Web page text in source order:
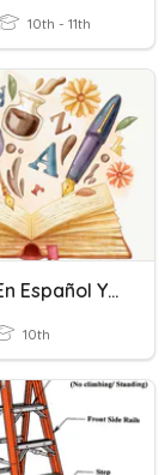
10th - 11th
Verbos En Español Y Tiempos Verbales
10th